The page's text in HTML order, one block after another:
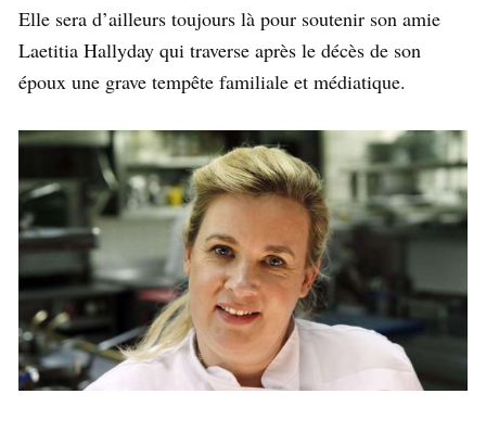
Elle sera d’ailleurs toujours là pour soutenir son amie
Laetitia Hallyday qui traverse après le décès de son
époux une grave tempête familiale et médiatique.